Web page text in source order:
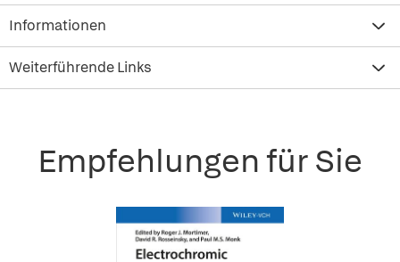
Informationen
Weiterführende Links
Empfehlungen für Sie